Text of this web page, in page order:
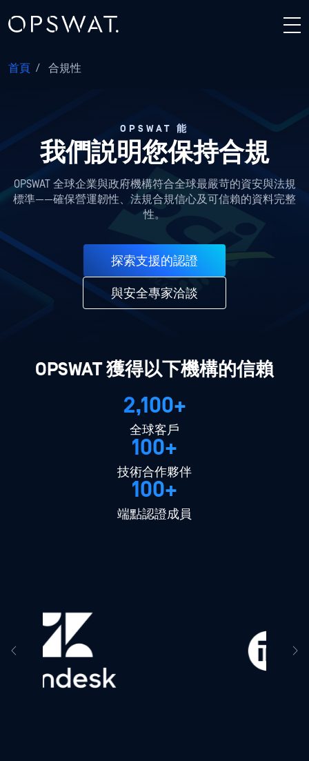
首頁 / 合規性
OPSWAT 能
我們説明您保持合規
OPSWAT 全球企業與政府機構符合全球最嚴苛的資安與法規
標準——確保營運韌性、法規合規信心及可信賴的資料完整
性。
探索支援的認證
與安全專家洽談
OPSWAT 獲得以下機構的信賴
2,100+
全球客戶
100+
技術合作夥伴
100+
端點認證成員